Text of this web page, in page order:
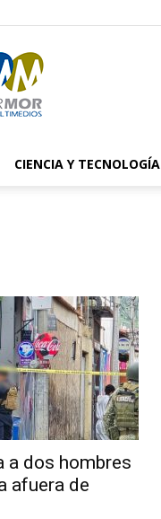
CIENCIA Y TECNOLOGÍA
dos hombres
afuera de